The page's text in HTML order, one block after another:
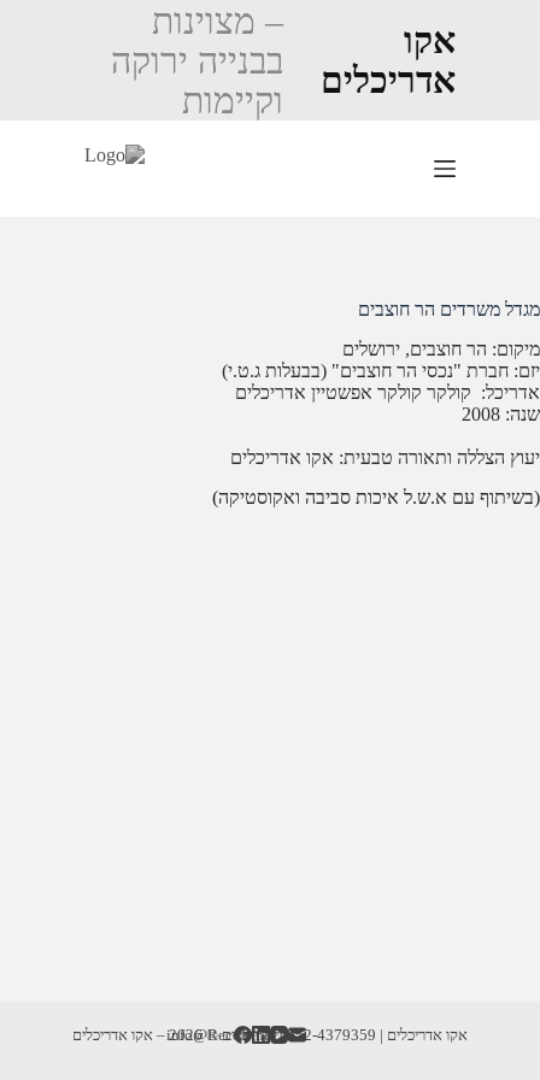
אקו
אדריכלים
– מצוינות
בבנייה ירוקה
וקיימות
מגדל משרדים הר חוצבים
מיקום: הר חוצבים, ירושלים
יזם: חברת "נכסי הר חוצבים" (בבעלות ג.ט.י)
אדריכל: קולקר קולקר אפשטיין אדריכלים
שנה: 2008
יעוץ הצללה ותאורה טבעית: אקו אדריכלים
(בשיתוף עם א.ש.ל איכות סביבה ואקוסטיקה)
אקו אדריכלים | info@RecoD.net | 052-4379359 זכויות יוצרים © 2026 – אקו אדריכלים